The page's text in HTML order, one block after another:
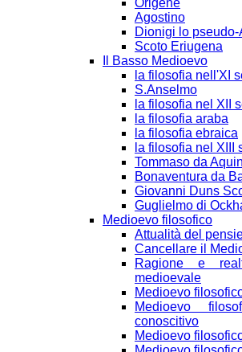
Agostino
Dionigi lo
Scoto Eriugena
Il Basso Medioevo
la filosofia nell'XI
S.Anselmo
la filosofia nel XII
la filosofia araba
la filosofia ebraica
la filosofia nel XIII
Tommaso da
Bonaventura da
Giovanni Duns
Guglielmo di
Medioevo filosofico
Attualità del
Cancellare il
Ragione e
medioevale
Medioevo
Medioevo
conoscitivo
Medioevo